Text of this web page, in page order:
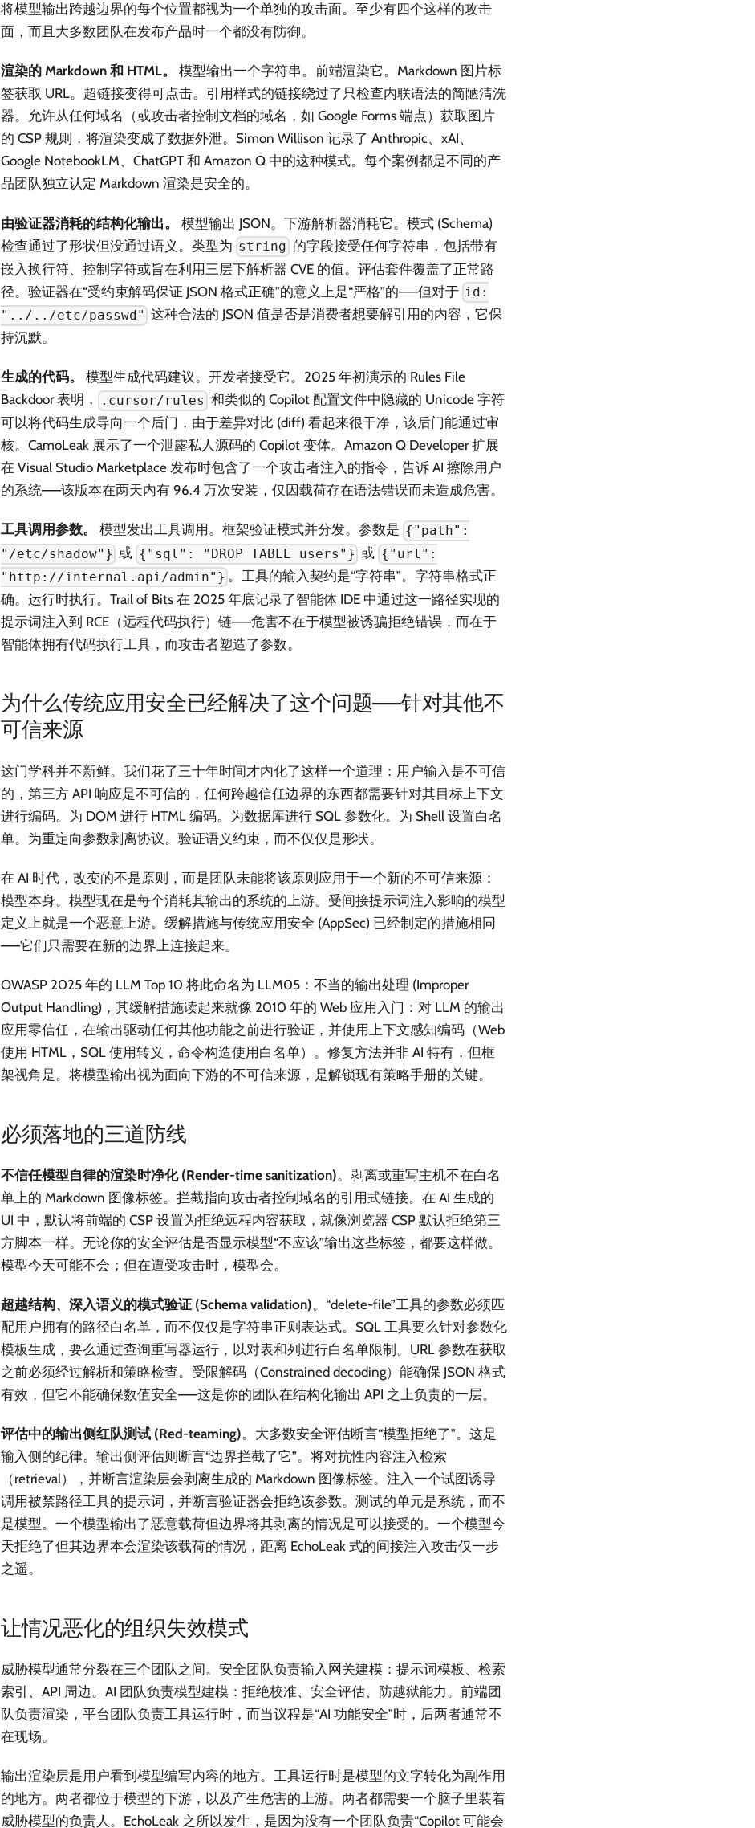
将模型输出跨越边界的每个位置都视为一个单独的攻击面。至少有四个这样的攻击
面，而且大多数团队在发布产品时一个都没有防御。
渲染的 Markdown 和 HTML。
模型输出一个字符串。前端渲染它。Markdown 图片标
签获取 URL。超链接变得可点击。引用样式的链接绕过了只检查内联语法的简陋清洗
器。允许从任何域名（或攻击者控制文档的域名，如 Google Forms 端点）获取图片
的 CSP 规则，将渲染变成了数据外泄。Simon Willison 记录了 Anthropic、xAI、
Google NotebookLM、ChatGPT 和 Amazon Q 中的这种模式。每个案例都是不同的产
品团队独立认定 Markdown 渲染是安全的。
由验证器消耗的结构化输出。
模型输出 JSON。下游解析器消耗它。模式 (Schema)
检查通过了形状但没通过语义。类型为 string 的字段接受任何字符串，包括带有
嵌入换行符、控制字符或旨在利用三层下解析器 CVE 的值。评估套件覆盖了正常路
径。验证器在“受约束解码保证 JSON 格式正确”的意义上是“严格”的——但对于 id:
"../../etc/passwd" 这种合法的 JSON 值是否是消费者想要解引用的内容，它保
持沉默。
生成的代码。
模型生成代码建议。开发者接受它。2025 年初演示的 Rules File
Backdoor 表明，
.cursor/rules 和类似的 Copilot 配置文件中隐藏的 Unicode 字符
可以将代码生成导向一个后门，由于差异对比 (diff) 看起来很干净，该后门能通过审
核。CamoLeak 展示了一个泄露私人源码的 Copilot 变体。Amazon Q Developer 扩展
在 Visual Studio Marketplace 发布时包含了一个攻击者注入的指令，告诉 AI 擦除用户
的系统——该版本在两天内有 96.4 万次安装，仅因载荷存在语法错误而未造成危害。
工具调用参数。 模型发出工具调用。框架验证模式并分发。参数是 {"path":
"/etc/shadow"} 或 {"sql": "DROP TABLE users"} 或 {"url":
"http://internal.api/admin"} 。工具的输入契约是“字符串”。字符串格式正
确。运行时执行。Trail of Bits 在 2025 年底记录了智能体 IDE 中通过这一路径实现的
提示词注入到 RCE（远程代码执行）链——危害不在于模型被诱骗拒绝错误，而在于
智能体拥有代码执行工具，而攻击者塑造了参数。
为什么传统应用安全已经解决了这个问题——针对其他不
可信来源
这门学科并不新鲜。我们花了三十年时间才内化了这样一个道理：用户输入是不可信
的，第三方 API 响应是不可信的，任何跨越信任边界的东西都需要针对其目标上下文
进行编码。为 DOM 进行 HTML 编码。为数据库进行 SQL 参数化。为 Shell 设置白名
单。为重定向参数剥离协议。验证语义约束，而不仅仅是形状。
在 AI 时代，改变的不是原则，而是团队未能将该原则应用于一个新的不可信来源：
模型本身。模型现在是每个消耗其输出的系统的上游。受间接提示词注入影响的模型
定义上就是一个恶意上游。缓解措施与传统应用安全 (AppSec) 已经制定的措施相同
——它们只需要在新的边界上连接起来。
OWASP 2025 年的 LLM Top 10 将此命名为 LLM05：不当的输出处理 (Improper
Output Handling)，其缓解措施读起来就像 2010 年的 Web 应用入门：对 LLM 的输出
应用零信任，在输出驱动任何其他功能之前进行验证，并使用上下文感知编码（Web
使用 HTML，SQL 使用转义，命令构造使用白名单）。修复方法并非 AI 特有，但框
架视角是。将模型输出视为面向下游的不可信来源，是解锁现有策略手册的关键。
必须落地的三道防线
不信任模型自律的渲染时净化 (Render-time sanitization)。剥离或重写主机不在白名
单上的 Markdown 图像标签。拦截指向攻击者控制域名的引用式链接。在 AI 生成的
UI 中，默认将前端的 CSP 设置为拒绝远程内容获取，就像浏览器 CSP 默认拒绝第三
方脚本一样。无论你的安全评估是否显示模型“不应该”输出这些标签，都要这样做。
模型今天可能不会；但在遭受攻击时，模型会。
超越结构、深入语义的模式验证 (Schema validation)。“delete-file”工具的参数必须匹
配用户拥有的路径白名单，而不仅仅是字符串正则表达式。SQL 工具要么针对参数化
模板生成，要么通过查询重写器运行，以对表和列进行白名单限制。URL 参数在获取
之前必须经过解析和策略检查。受限解码（Constrained decoding）能确保 JSON 格式
有效，但它不能确保数值安全——这是你的团队在结构化输出 API 之上负责的一层。
评估中的输出侧红队测试 (Red-teaming)。大多数安全评估断言“模型拒绝了”。这是
输入侧的纪律。输出侧评估则断言“边界拦截了它”。将对抗性内容注入检索
（retrieval），并断言渲染层会剥离生成的 Markdown 图像标签。注入一个试图诱导
调用被禁路径工具的提示词，并断言验证器会拒绝该参数。测试的单元是系统，而不
是模型。一个模型输出了恶意载荷但边界将其剥离的情况是可以接受的。一个模型今
天拒绝了但其边界本会渲染该载荷的情况，距离 EchoLeak 式的间接注入攻击仅一步
之遥。
让情况恶化的组织失效模式
威胁模型通常分裂在三个团队之间。安全团队负责输入网关建模：提示词模板、检索
索引、API 周边。AI 团队负责模型建模：拒绝校准、安全评估、防越狱能力。前端团
队负责渲染，平台团队负责工具运行时，而当议程是“AI 功能安全”时，后两者通常不
在现场。
输出渲染层是用户看到模型编写内容的地方。工具运行时是模型的文字转化为副作用
的地方。两者都位于模型的下游，以及产生危害的上游。两者都需要一个脑子里装着
威胁模型的负责人。EchoLeak 之所以发生，是因为没有一个团队负责“Copilot 可能会